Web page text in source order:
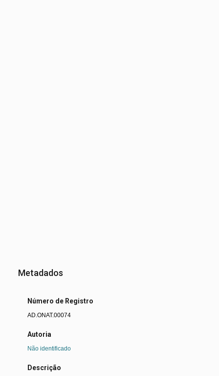
Metadados
Número de Registro
AD.ONAT.00074
Autoria
Não identificado
Descrição